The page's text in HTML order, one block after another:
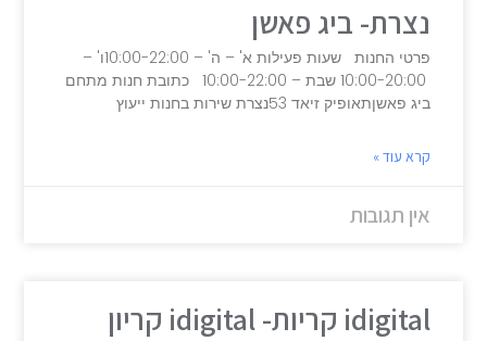
נצרת- ביג פאשן
פרטי החנות שעות פעילות א' – ה' – 10:00-22:00ו' –
10:00-20:00 שבת – 10:00-22:00 כתובת חנות מתחם
ביג פאשןתאופיק זיאד 53נצרת שירות בחנות ייעוץ
קרא עוד »
אין תגובות
idigital קריות- idigital קריון